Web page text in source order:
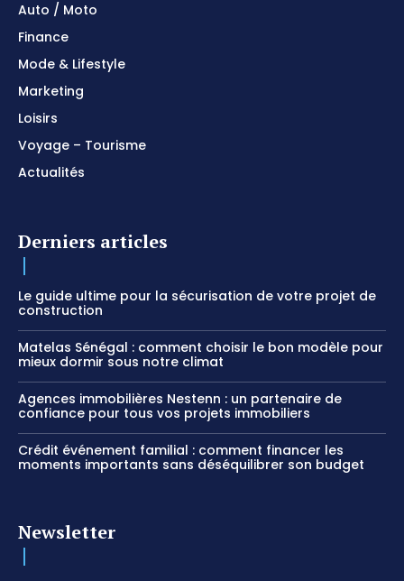
Auto / Moto
Finance
Mode & Lifestyle
Marketing
Loisirs
Voyage – Tourisme
Actualités
Derniers articles
Le guide ultime pour la sécurisation de votre projet de
construction
Matelas Sénégal : comment choisir le bon modèle pour
mieux dormir sous notre climat
Agences immobilières Nestenn : un partenaire de
confiance pour tous vos projets immobiliers
Crédit événement familial : comment financer les
moments importants sans déséquilibrer son budget
Newsletter